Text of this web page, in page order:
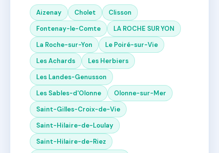
Aizenay Cholet
Clisson
Fontenay-le-Comte
LA ROCHE SUR YON
La Roche-sur-Yon
Le Poiré-sur-Vie
Les Achards
Les Herbiers
Les Landes-Genusson
Les Sables-d'Olonne
Olonne-sur-Mer
Saint-Gilles-Croix-de-Vie
Saint-Hilaire-de-Loulay
Saint-Hilaire-de-Riez